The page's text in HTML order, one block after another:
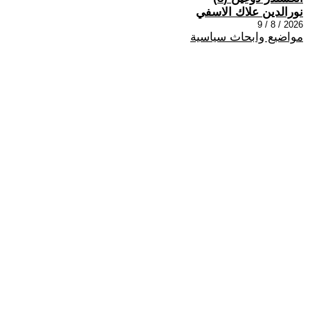
نورالدين علاك الاسفي
2026 / 8 / 9
مواضيع وابحاث سياسية